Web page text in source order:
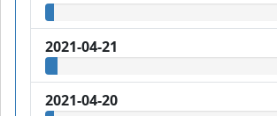
2021-04-21
2021-04-20